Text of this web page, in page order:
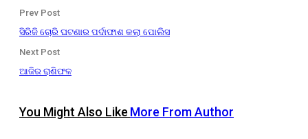
Prev Post
ସିରିଜି ଚୋରି ଘଟଣାର ପର୍ଦାଫାଶ କଲା ପୋଲିସ
Next Post
ଆଜିର ରାଶିଫଳ
You Might Also Like More From Author